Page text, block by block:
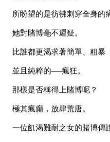
所盼望的是彷彿刺穿全身的痛
她對賭博毫不遲疑。
比誰都更渴求著簡單、粗暴
並且純粹的──瘋狂。
那樣是否稱得上賭博呢？
極其瘋癲，放肆荒唐。
一位飢渴難耐之女的賭博傳